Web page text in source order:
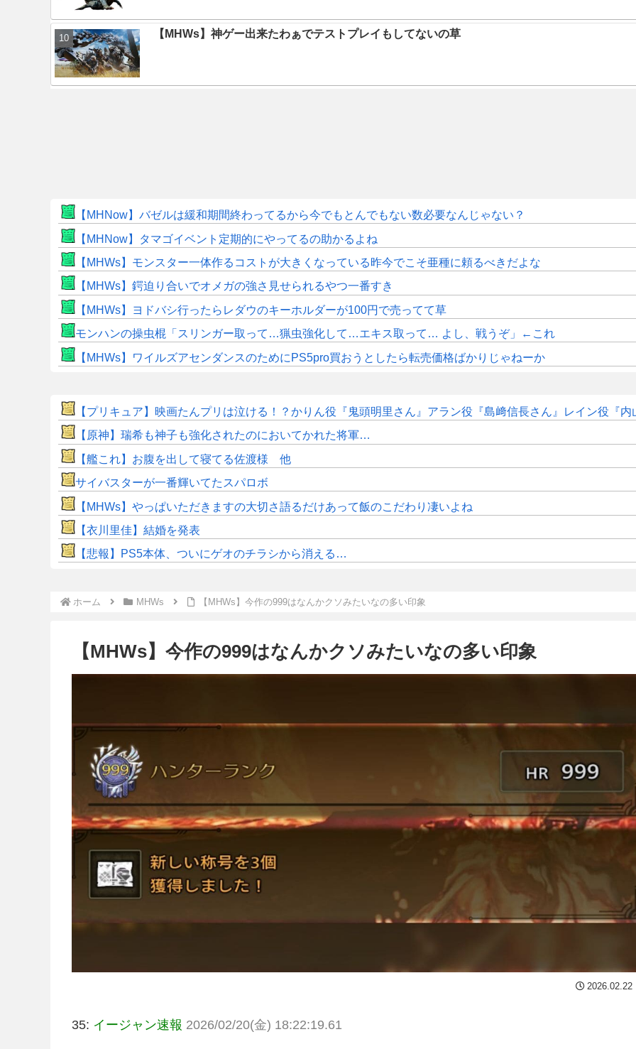
【MHWs】神ゲー出来たわぁでテストプレイもしてないの草
【MHNow】バゼルは緩和期間終わってるから今でもとんでもない数必要なんじゃない？
【MHNow】タマゴイベント定期的にやってるの助かるよね
【MHWs】モンスター一体作るコストが大きくなっている昨今でこそ亜種に頼るべきだよな
【MHWs】鍔迫り合いでオメガの強さ見せられるやつ一番すき
【MHWs】ヨドバシ行ったらレダウのキーホルダーが100円で売ってて草
モンハンの操虫棍「スリンガー取って…猟虫強化して…エキス取って… よし、戦うぞ」←これ
【MHWs】ワイルズアセンダンスのためにPS5pro買おうとしたら転売価格ばかりじゃねーか
【プリキュア】映画たんプリは泣ける！？かりん役『鬼頭明里さん』アラン役『島﨑信長さん』レイン役『
【原神】瑞希も神子も強化されたのにおいてかれた将軍…
【艦これ】お腹を出して寝てる佐渡様 他
サイバスターが一番輝いてたスパロボ
【MHWs】やっぱいただきますの大切さ語るだけあって飯のこだわり凄いよね
【衣川里佳】結婚を発表
【悲報】PS5本体、ついにゲオのチラシから消える…
ホーム MHWs 【MHWs】今作の999はなんかクソみたいなの多い印象
【MHWs】今作の999はなんかクソみたいなの多い印象
2026.02.22
35: イージャン速報 2026/02/20(金) 18:22:19.61